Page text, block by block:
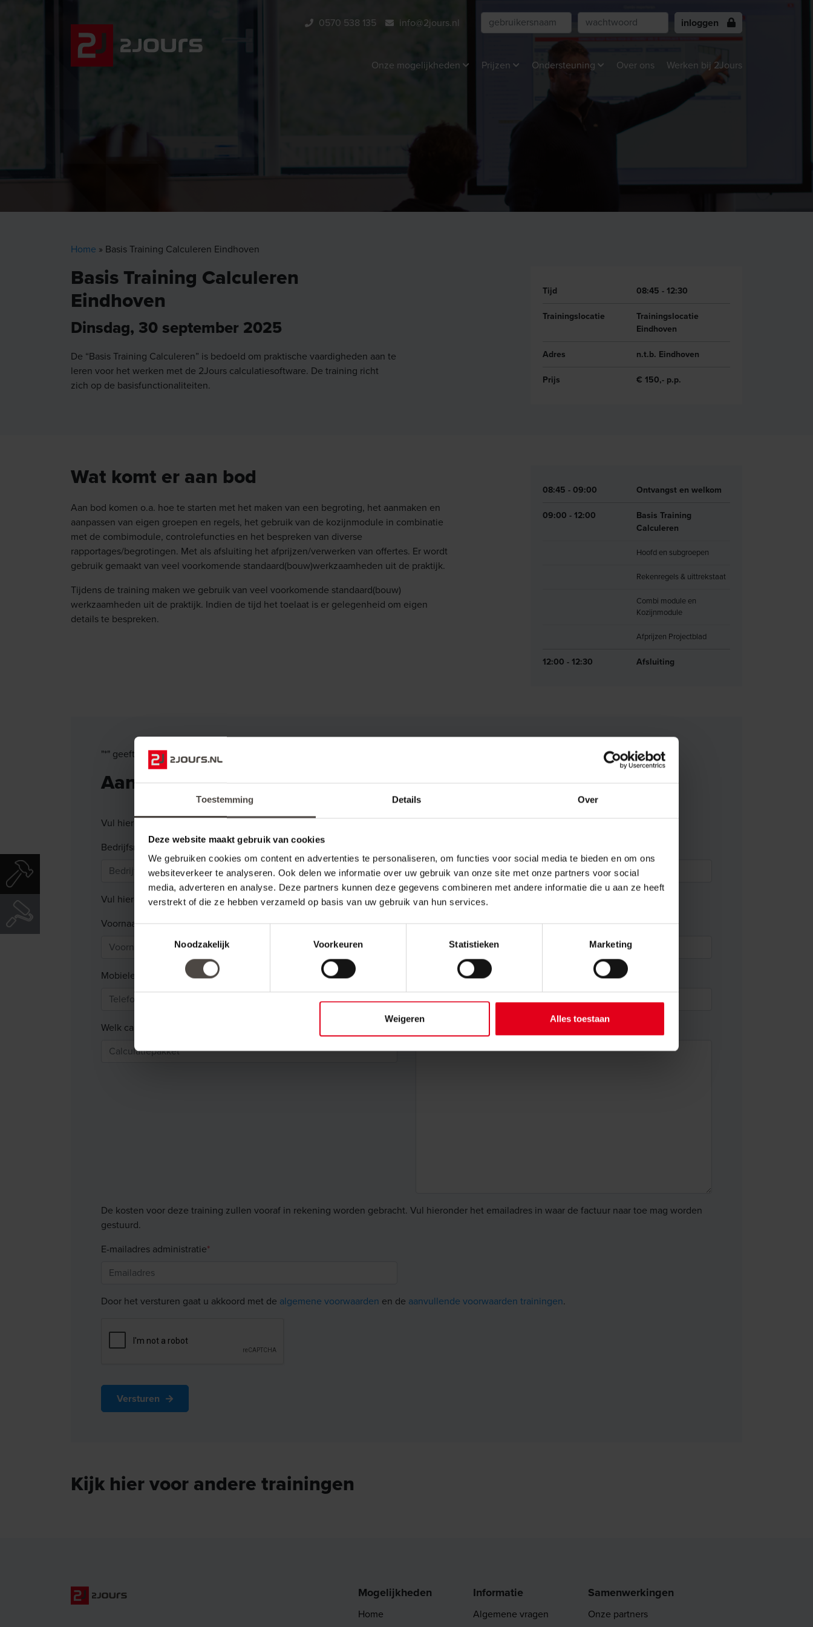
Toestemming Details Over
Deze website maakt gebruik van cookies
We gebruiken cookies om content en advertenties te personaliseren, om functies voor social media te bieden en om ons
websiteverkeer te analyseren. Ook delen we informatie over uw gebruik van onze site met onze partners voor social
media, adverteren en analyse. Deze partners kunnen deze gegevens combineren met andere informatie die u aan ze heeft
verstrekt of die ze hebben verzameld op basis van uw gebruik van hun services.
Toestemmingsselectie
Noodzakelijk
Voorkeuren Statistieken Marketing
Weigeren Alles toestaan
0570 538 135 info@2jours.nl inloggen
Onze mogelijkheden Prijzen Ondersteuning Over ons Werken bij 2Jours
Home » Basis Training Calculeren Eindhoven
Basis Training Calculeren
Eindhoven
Dinsdag, 30 september 2025
De “Basis Training Calculeren” is bedoeld om praktische vaardigheden aan te
leren voor het werken met de 2Jours calculatiesoftware. De training richt
zich op de basisfunctionaliteiten.
Tijd 08:45 - 12:30
Trainingslocatie
Trainingslocatie
Eindhoven
Adres n.t.b. Eindhoven
Prijs € 150,- p.p.
Wat komt er aan bod
Aan bod komen o.a. hoe te starten met het maken van een begroting, het aanmaken en
aanpassen van eigen groepen en regels, het gebruik van de kozijnmodule in combinatie
met de combimodule, controlefuncties en het bespreken van diverse
rapportages/begrotingen. Met als afsluiting het afprijzen/verwerken van offertes. Er wordt
gebruik gemaakt van veel voorkomende standaard(bouw)werkzaamheden uit de praktijk.
Tijdens de training maken we gebruik van veel voorkomende standaard(bouw)
werkzaamheden uit de praktijk. Indien de tijd het toelaat is er gelegenheid om eigen
details te bespreken.
08:45 - 09:00 Ontvangst en welkom
09:00 - 12:00
Basis Training
Calculeren
Hoofd en subgroepen
Rekenregels & uittrekstaat
Combi module en
Kozijnmodule
Afprijzen Projectblad
12:00 - 12:30 Afsluiting
"*" geeft vereiste velden aan
Aanmelden voor Basis Training Calculeren Eindhoven
Vul hieronder uw
Bedrijfsnaam
Vul hieronder de gegevens van dedeelnemerin.
Voornaam* Achternaam*
Mobiele telefoonnummer* E-mailadres deelnemer
Welk calculatiepakket gebruikt u?
De kosten voor deze training zullen vooraf in rekening worden gebracht. Vul hieronder het emailadres in waar de factuur naar toe mag worden
gestuurd.
E-mailadres administratie*
Door het versturen gaat u akkoord met de algemene voorwaarden en de aanvullende voorwaarden trainingen.
Versturen
Kijk hier voor andere trainingen
Mogelijkheden
Home
Informatie
Algemene vragen
Samenwerkingen
Onze partners